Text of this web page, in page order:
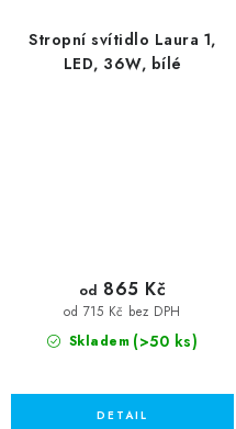
Stropní svítidlo Laura 1,
LED, 36W, bílé
Skladem (>50 ks)
od 715 Kč bez DPH
od 865 Kč